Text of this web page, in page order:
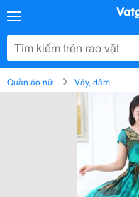
Quần áo nữ Váy, đầm